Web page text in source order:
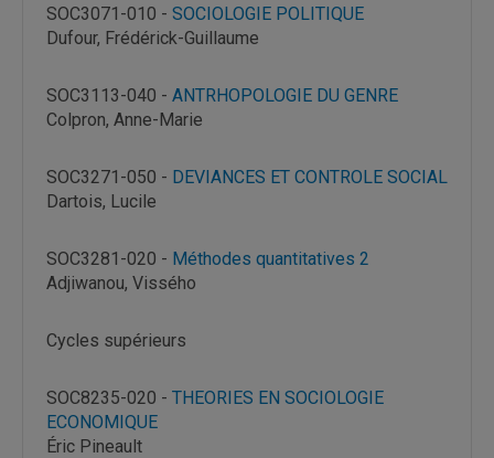
SOC3071-010 - SOCIOLOGIE POLITIQUE
Dufour, Frédérick-Guillaume
SOC3113-040 - ANTRHOPOLOGIE DU GENRE
Colpron, Anne-Marie
SOC3271-050 - DEVIANCES ET CONTROLE SOCIAL
Dartois, Lucile
SOC3281-020 - Méthodes quantitatives 2
Adjiwanou, Vissého
Cycles supérieurs
SOC8235-020 - THEORIES EN SOCIOLOGIE
ECONOMIQUE
Éric Pineault